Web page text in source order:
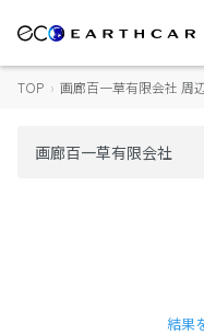
TOP › 画廊百一草有限会社 周
結果